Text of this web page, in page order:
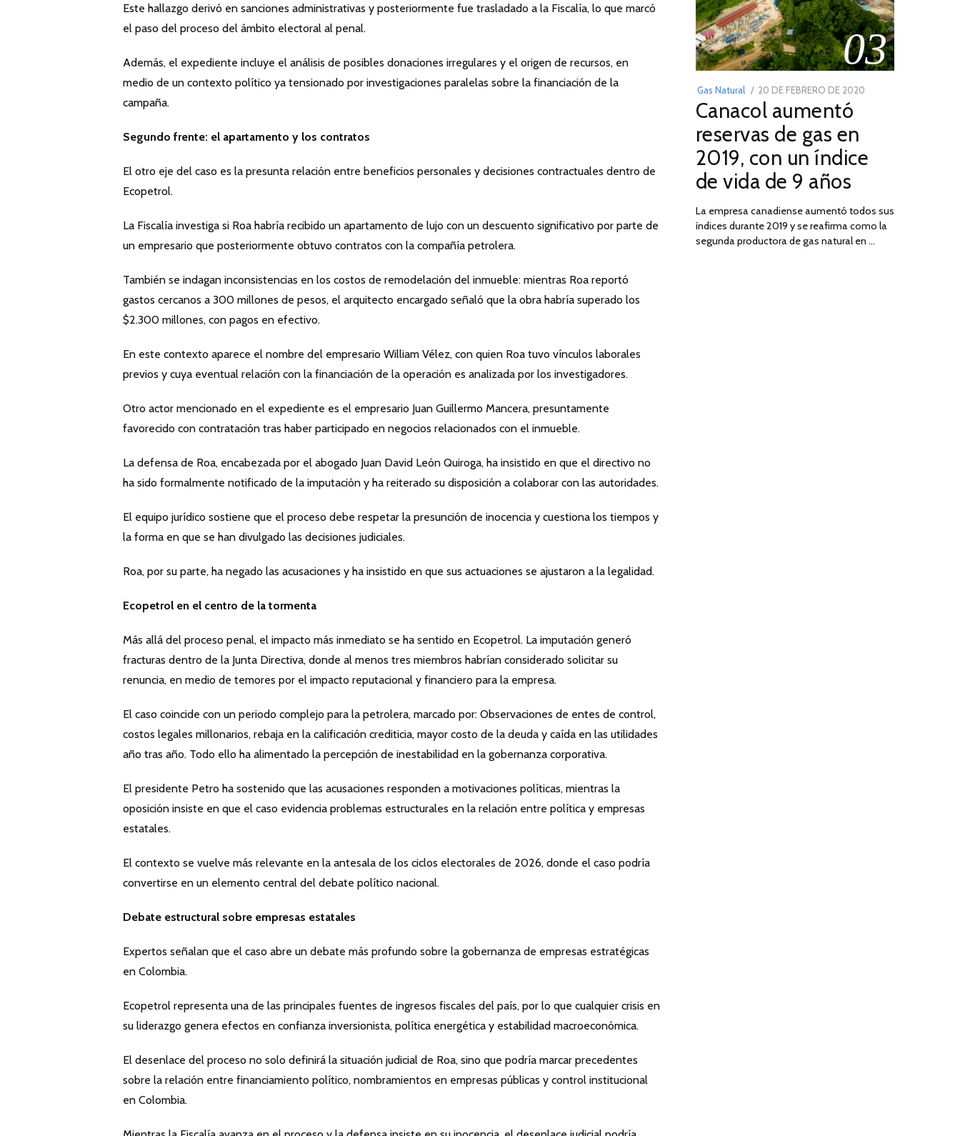
Este hallazgo derivó en sanciones administrativas y posteriormente fue trasladado a la Fiscalía, lo que marcó
el paso del proceso del ámbito electoral al penal.
Además, el expediente incluye el análisis de posibles donaciones irregulares y el origen de recursos, en
medio de un contexto político ya tensionado por investigaciones paralelas sobre la financiación de la
campaña.
Segundo frente: el apartamento y los contratos
El otro eje del caso es la presunta relación entre beneficios personales y decisiones contractuales dentro de
Ecopetrol.
La Fiscalía investiga si Roa habría recibido un apartamento de lujo con un descuento significativo por parte de
un empresario que posteriormente obtuvo contratos con la compañía petrolera.
También se indagan inconsistencias en los costos de remodelación del inmueble: mientras Roa reportó
gastos cercanos a 300 millones de pesos, el arquitecto encargado señaló que la obra habría superado los
$2.300 millones, con pagos en efectivo.
En este contexto aparece el nombre del empresario William Vélez, con quien Roa tuvo vínculos laborales
previos y cuya eventual relación con la financiación de la operación es analizada por los investigadores.
Otro actor mencionado en el expediente es el empresario Juan Guillermo Mancera, presuntamente
favorecido con contratación tras haber participado en negocios relacionados con el inmueble.
La defensa de Roa, encabezada por el abogado Juan David León Quiroga, ha insistido en que el directivo no
ha sido formalmente notificado de la imputación y ha reiterado su disposición a colaborar con las autoridades.
El equipo jurídico sostiene que el proceso debe respetar la presunción de inocencia y cuestiona los tiempos y
la forma en que se han divulgado las decisiones judiciales.
Roa, por su parte, ha negado las acusaciones y ha insistido en que sus actuaciones se ajustaron a la legalidad.
Ecopetrol en el centro de la tormenta
Más allá del proceso penal, el impacto más inmediato se ha sentido en Ecopetrol. La imputación generó
fracturas dentro de la Junta Directiva, donde al menos tres miembros habrían considerado solicitar su
renuncia, en medio de temores por el impacto reputacional y financiero para la empresa.
El caso coincide con un periodo complejo para la petrolera, marcado por: Observaciones de entes de control,
costos legales millonarios, rebaja en la calificación crediticia, mayor costo de la deuda y caída en las utilidades
año tras año. Todo ello ha alimentado la percepción de inestabilidad en la gobernanza corporativa.
El presidente Petro ha sostenido que las acusaciones responden a motivaciones políticas, mientras la
oposición insiste en que el caso evidencia problemas estructurales en la relación entre política y empresas
estatales.
El contexto se vuelve más relevante en la antesala de los ciclos electorales de 2026, donde el caso podría
convertirse en un elemento central del debate político nacional.
Debate estructural sobre empresas estatales
Expertos señalan que el caso abre un debate más profundo sobre la gobernanza de empresas estratégicas
en Colombia.
Ecopetrol representa una de las principales fuentes de ingresos fiscales del país, por lo que cualquier crisis en
su liderazgo genera efectos en confianza inversionista, política energética y estabilidad macroeconómica.
El desenlace del proceso no solo definirá la situación judicial de Roa, sino que podría marcar precedentes
sobre la relación entre financiamiento político, nombramientos en empresas públicas y control institucional
en Colombia.
03
Gas Natural
POSTED
ON
20 DE FEBRERO DE 2020
2025
Canacol aumentó
reservas de gas en
2019, con un índice
de vida de 9 años
La empresa canadiense aumentó todos sus
índices durante 2019 y se reafirma como la
segunda productora de gas natural en …